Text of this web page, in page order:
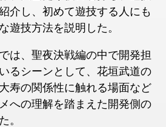
介し、初めて遊技する人にも
遊技方法を説明した。
は、聖夜決戦編の中で開発担
るシーンとして、花垣武道の
寿の関係性に触れる場面など
への理解を踏まえた開発側の
。